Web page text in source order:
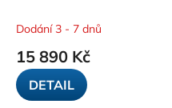
Dodání 3 - 7 dnů
15 890 Kč
DETAIL